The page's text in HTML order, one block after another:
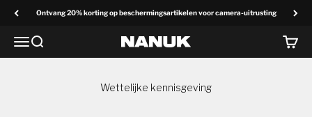
Ontvang 20% korting op beschermingsartikelen voor camera-uitrusting
MenuZoek op NANUK Europa
Wettelijke kennisgeving